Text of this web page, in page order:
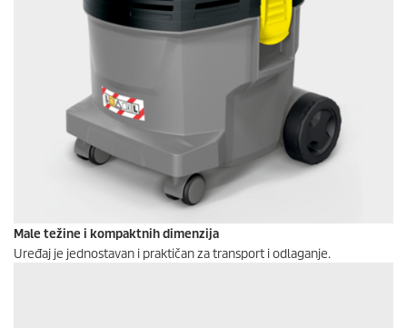
Male težine i kompaktnih dimenzija
Uređaj je jednostavan i praktičan za transport i odlaganje.